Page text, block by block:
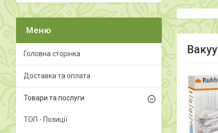
Головна сторінка
Доставка та оплата
Товари та послуги
ТОП - Позиції